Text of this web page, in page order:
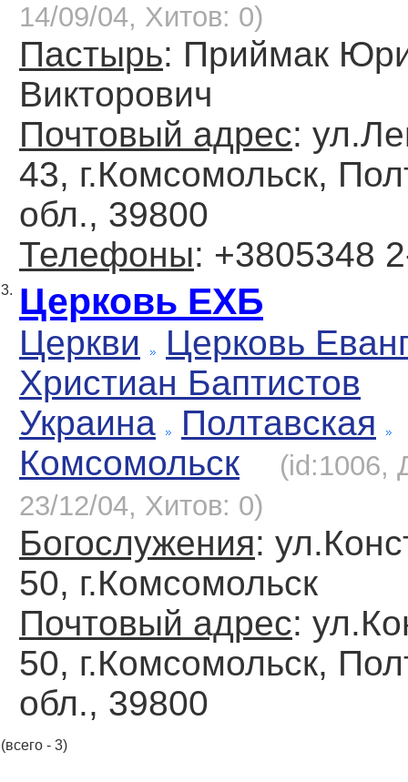
14/09/04, Хитов: 0)
Пастырь: Приймак
Викторович
Почтовый адрес:
43, г.Комсомольск,
обл., 39800
Телефоны: +3805348
3. Церковь ЕХБ
Церкви
Церковь
Христиан Баптистов
Украина
Полтавская
Комсомольск
(id:1006,
23/12/04, Хитов: 0)
Богослужения:
50, г.Комсомольск
Почтовый адрес:
50, г.Комсомольск,
обл., 39800
(всего - 3)